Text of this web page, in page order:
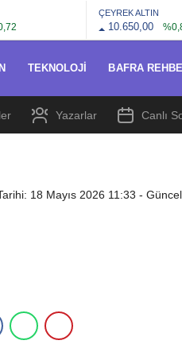
ÇEYREK ALTIN
10.650,00
TEKNOLOJI BAFRA
Yazarlar Canlı
18 Mayıs 2026 11:33 -